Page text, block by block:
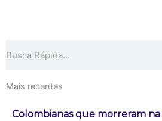
Mais recentes
Colombianas que morreram